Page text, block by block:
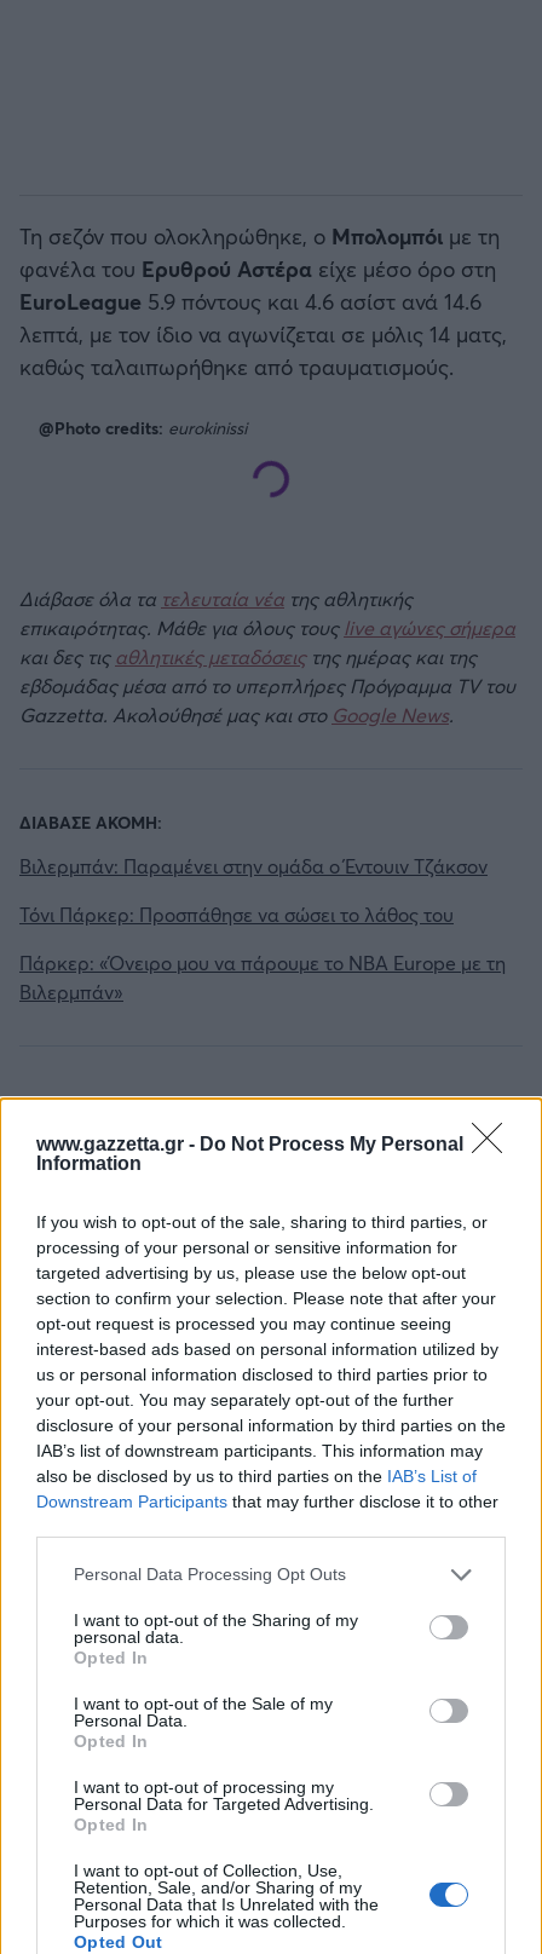
www.gazzetta.gr - Do Not Process My Personal
Information
If you wish to opt-out of the sale, sharing to third parties, or
processing of your personal or sensitive information for
targeted advertising by us, please use the below opt-out
section to confirm your selection. Please note that after your
opt-out request is processed you may continue seeing
interest-based ads based on personal information utilized by
us or personal information disclosed to third parties prior to
your opt-out. You may separately opt-out of the further
disclosure of your personal information by third parties on the
IAB’s list of downstream participants. This information may
also be disclosed by us to third parties on the IAB’s List of
Downstream Participants that may further disclose it to other
Please note that this website/app uses one or more Google
not limited to your visit or usage behaviour. You may click to
grant or deny consent to Google and its third-party tags to
use your data for below specified purposes in below Google
consent section.
Personal Data Processing Opt Outs
I want to opt-out of the Sharing of my
personal data.
Opted In
I want to opt-out of the Sale of my
Personal Data.
Opted In
I want to opt-out of processing my
Personal Data for Targeted Advertising.
Opted In
I want to opt-out of Collection, Use,
Retention, Sale, and/or Sharing of my
Personal Data that Is Unrelated with the
Purposes for which it was collected.
Opted Out
Τη σεζόν που ολοκληρώθηκε, ο Μπολομπόι με τη
φανέλα του Ερυθρού Αστέρα είχε μέσο όρο στη
EuroLeague 5.9 πόντους και 4.6 ασίστ ανά 14.6
λεπτά, με τον ίδιο να αγωνίζεται σε μόλις 14 ματς,
καθώς ταλαιπωρήθηκε από τραυματισμούς.
@Photo credits: eurokinissi
Διάβασε όλα τα τελευταία νέα της αθλητικής
επικαιρότητας. Μάθε για όλους τους live αγώνες σήμερα
και δες τιςαθλητικές μεταδόσειςτης ημέρας και της
εβδομάδας μέσα από το υπερπλήρες Πρόγραμμα TV του
Gazzetta. Ακολούθησέ μας και στο Google News.
ΔΙΑΒΑΣΕ ΑΚΟΜΗ:
Βιλερμπάν: Παραμένει στην ομάδα ο Έντουιν Τζάκσον
Τόνι Πάρκερ: Προσπάθησε να σώσει το λάθος του
Πάρκερ: «Όνειρο μου να πάρουμε το NBA Europe με τη
Βιλερμπάν»
Tags: ΤΖΟΕΛ ΜΠΟΛΟΜΠΟΙ
Για να προσθέσεις το σχόλιο
σου πρέπει να συνδεθείς
στο my gazzetta!
Εγγραφή Σύνδεση
BEST OFINTERNET